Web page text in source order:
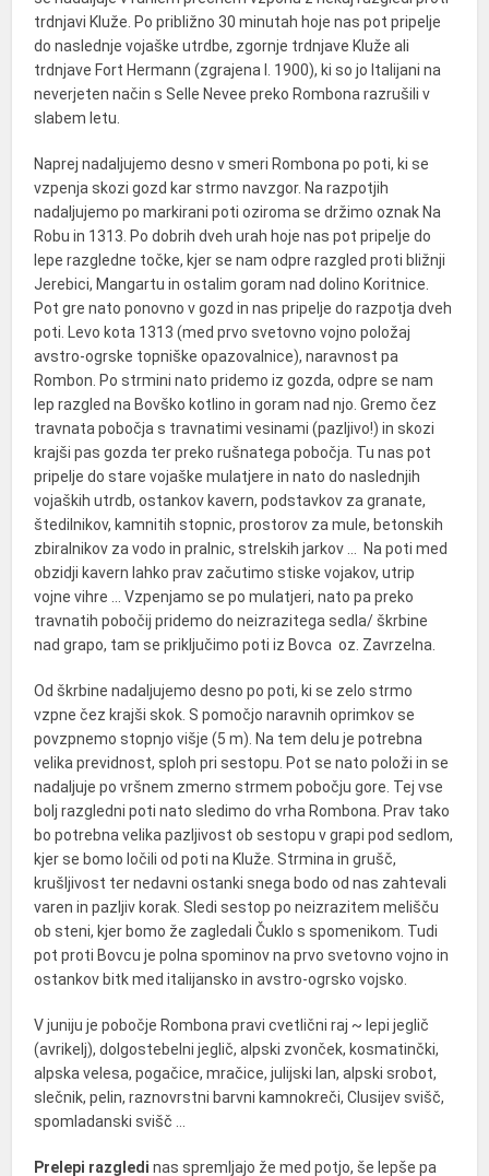
trdnjavi Kluže. Po približno 30 minutah hoje nas pot pripelje
do naslednje vojaške utrdbe, zgornje trdnjave Kluže ali
trdnjave Fort Hermann (zgrajena l. 1900), ki so jo Italijani na
neverjeten način s Selle Nevee preko Rombona razrušili v
slabem letu.
Naprej nadaljujemo desno v smeri Rombona po poti, ki se
vzpenja skozi gozd kar strmo navzgor. Na razpotjih
nadaljujemo po markirani poti oziroma se držimo oznak Na
Robu in 1313. Po dobrih dveh urah hoje nas pot pripelje do
lepe razgledne točke, kjer se nam odpre razgled proti bližnji
Jerebici, Mangartu in ostalim goram nad dolino Koritnice.
Pot gre nato ponovno v gozd in nas pripelje do razpotja dveh
poti. Levo kota 1313 (med prvo svetovno vojno položaj
avstro-ogrske topniške opazovalnice), naravnost pa
Rombon. Po strmini nato pridemo iz gozda, odpre se nam
lep razgled na Bovško kotlino in goram nad njo. Gremo čez
travnata pobočja s travnatimi vesinami (pazljivo!) in skozi
krajši pas gozda ter preko rušnatega pobočja. Tu nas pot
pripelje do stare vojaške mulatjere in nato do naslednjih
vojaških utrdb, ostankov kavern, podstavkov za granate,
štedilnikov, kamnitih stopnic, prostorov za mule, betonskih
zbiralnikov za vodo in pralnic, strelskih jarkov … Na poti med
obzidji kavern lahko prav začutimo stiske vojakov, utrip
vojne vihre … Vzpenjamo se po mulatjeri, nato pa preko
travnatih pobočij pridemo do neizrazitega sedla/ škrbine
nad grapo, tam se priključimo poti iz Bovca oz. Zavrzelna.
Od škrbine nadaljujemo desno po poti, ki se zelo strmo
vzpne čez krajši skok. S pomočjo naravnih oprimkov se
povzpnemo stopnjo višje (5 m). Na tem delu je potrebna
velika previdnost, sploh pri sestopu. Pot se nato položi in se
nadaljuje po vršnem zmerno strmem pobočju gore. Tej vse
bolj razgledni poti nato sledimo do vrha Rombona. Prav tako
bo potrebna velika pazljivost ob sestopu v grapi pod sedlom,
kjer se bomo ločili od poti na Kluže. Strmina in grušč,
krušljivost ter nedavni ostanki snega bodo od nas zahtevali
varen in pazljiv korak. Sledi sestop po neizrazitem melišču
ob steni, kjer bomo že zagledali Čuklo s spomenikom. Tudi
pot proti Bovcu je polna spominov na prvo svetovno vojno in
ostankov bitk med italijansko in avstro-ogrsko vojsko.
V juniju je pobočje Rombona pravi cvetlični raj ~ lepi jeglič
(avrikelj), dolgostebelni jeglič, alpski zvonček, kosmatinčki,
alpska velesa, pogačice, mračice, julijski lan, alpski srobot,
slečnik, pelin, raznovrstni barvni kamnokreči, Clusijev svišč,
spomladanski svišč …
Prelepi razgledinas spremljajo že med potjo, še lepše pa